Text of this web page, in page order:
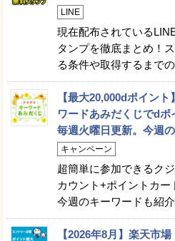
LINE
現在配布されている
タンプを徹底まとめ！
る条件や取得するまで
【最大20,000dポイン
ワードあみだくじでd
毎週火曜日更新。今週
キャンペーン
超簡単に参加できるク
カウント+ポイントカー
今週のキーワードも紹
【2026年8月】楽天市